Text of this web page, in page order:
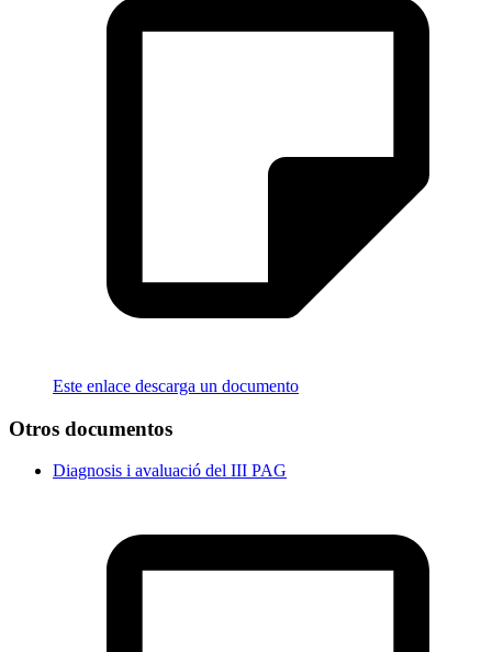
Este enlace descarga un documento
Otros documentos
Diagnosis i avaluació del III PAG